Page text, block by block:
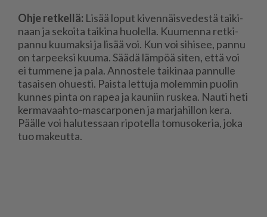
Oh­je ret­kel­lä: Li­sää lo­put ki­ven­näis­ve­des­tä tai­ki­
naan ja se­koi­ta tai­ki­na huo­lel­la. Kuu­men­na ret­ki­
pan­nu kuu­mak­si ja li­sää voi. Kun voi si­hi­see, pan­nu
on tar­peek­si kuu­ma. Sää­dä läm­pöä si­ten, et­tä voi
ei tum­me­ne ja pala. An­nos­te­le tai­ki­naa pan­nul­le
ta­sai­sen ohu­es­ti. Pais­ta let­tu­ja mo­lem­min puo­lin
kun­nes pin­ta on ra­pea ja kau­niin rus­kea. Nau­ti heti
ker­ma­vaah­to-mas­car­po­nen ja mar­ja­hil­lon kera.
Pääl­le voi ha­lu­tes­saan ri­po­tel­la to­mu­so­ke­ria, joka
tuo ma­keut­ta.